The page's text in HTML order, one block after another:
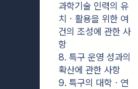
과학기술 인력의 유
치ㆍ활용을 위한 여
건의 조성에 관한 사
항
8. 특구 운영 성과의
확산에 관한 사항
9. 특구의 대학ㆍ연